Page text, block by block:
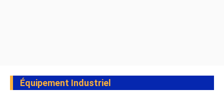
Équipement Industriel